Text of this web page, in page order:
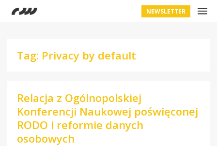
NEWSLETTER
Tag: Privacy by default
Relacja z Ogólnopolskiej
Konferencji Naukowej poświęconej
RODO i reformie danych
osobowych